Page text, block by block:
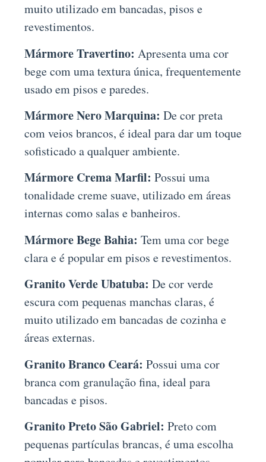
muito utilizado em bancadas, pisos e
revestimentos.
Mármore Travertino: Apresenta uma cor
bege com uma textura única, frequentemente
usado em pisos e paredes.
Mármore Nero Marquina: De cor preta
com veios brancos, é ideal para dar um toque
sofisticado a qualquer ambiente.
Mármore Crema Marfil: Possui uma
tonalidade creme suave, utilizado em áreas
internas como salas e banheiros.
Mármore Bege Bahia: Tem uma cor bege
clara e é popular em pisos e revestimentos.
Granito Verde Ubatuba: De cor verde
escura com pequenas manchas claras, é
muito utilizado em bancadas de cozinha e
áreas externas.
Granito Branco Ceará: Possui uma cor
branca com granulação fina, ideal para
bancadas e pisos.
Granito Preto São Gabriel: Preto com
pequenas partículas brancas, é uma escolha